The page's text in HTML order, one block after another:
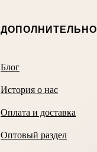
ДОПОЛНИТЕЛЬНО
Блог
История о нас
Оплата и доставка
Оптовый раздел